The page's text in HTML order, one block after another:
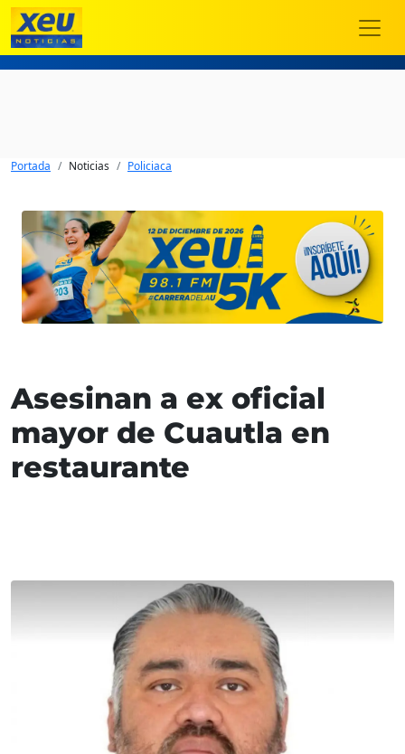
Portada Noticias Policiaca
Asesinan a ex oficial
mayor de Cuautla en
restaurante